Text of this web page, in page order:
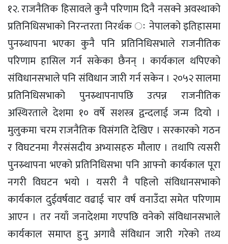
१२. राजनैतिक हिसावले कुनै परिणाम दिनै नसक्ने अवस्थाको
प्रतिनिधिसभाको निरन्तरता निरर्थक ः नेपालको इतिहासमा
पुनस्र्थापना भएका कुनै पनि प्रतिनिधिसभाले राजनीतिक
परिणाम हासिल गर्न सकेका छैनन् । कार्यकाल थपिएको
संविधानसभाले पनि संविधान जारी गर्न सकेन । २०५२ सालमा
प्रतिनिधिसभाको पुनस्र्थापनापछि उत्पन्न राजनीतिक
अस्थिरताले देशमा १० वर्षे सशस्त्र द्वन्दलाई जन्म दियो ।
मुलुकमा चरम राजनैतिक विसंगति देखिए । सरकारको गठन
र विघटनमा गैरसंसदीय अभ्यासहरु मौलाए । तथापि त्यसरी
पुनस्र्थापना भएको प्रतिनिधिसभा पनि आफ्नो कार्यकाल पूरा
नगरी विघटन भयो । यसरी नै पहिलो संविधानसभाको
कार्यकाल दुईवर्षवाट वढाई चार वर्ष वनाउँदा समेत परिणाम
आएन । तर नयाँ जनादेशमा गएपछि वनेको संविधानसभाले
कार्यकाल समाप्त हुनु अगावै संविधान जारी गरेको तथ्य